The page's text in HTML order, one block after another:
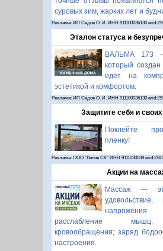
суровых зим, жарких лет и
Реклама: ИП Седов О. И. ИНН 911100036130
Эталон статуса и
ВАЛЬМА 173
который
идет на
эстетикой и комфортом.
Реклама: ИП Седов О. И. ИНН 911100036130
Защитите себя и
Поклейте
пленку!
Реклама: ООО "Линия СК" ИНН 9111030039
Акции на
Массаж —
напряжения
расслабление мышц;
кровообращения; заряд
настроения.